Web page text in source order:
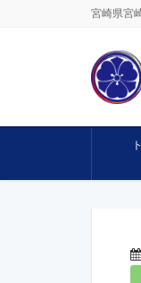
宮崎県宮